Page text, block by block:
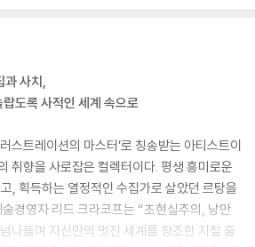
1956)와 필리프 쥘리앙, 러시아 화
1957)의 데생, 그리고 패션 일러스트
Christian Beard(1902-1949)와 러시아 화
림까지…. 그리고 나의 집처럼 그의 빌라에도
르메니아인 남매」중에서
구들을 지나 내 눈길이 멈춘 곳은 벽 대부분
조명이 어두워서 처음에는 선반 위에 놓인 것
과 사치,
도록 사적인 세계 속으로
스트레이션의 마스터’로 칭송받는 아티스트이
취향을 사로잡은 컬렉터이다. 평생 흥미로운
, 획득하는 열정적인 수집가로 살았던 르탕을
경영자 리드 크라코프는 “초현실주의, 낭만
나들며 자신만의 멋진 세계를 창조한 지칠 줄